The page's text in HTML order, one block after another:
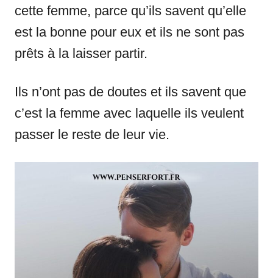
cette femme, parce qu’ils savent qu’elle
est la bonne pour eux et ils ne sont pas
prêts à la laisser partir.
Ils n’ont pas de doutes et ils savent que
c’est la femme avec laquelle ils veulent
passer le reste de leur vie.